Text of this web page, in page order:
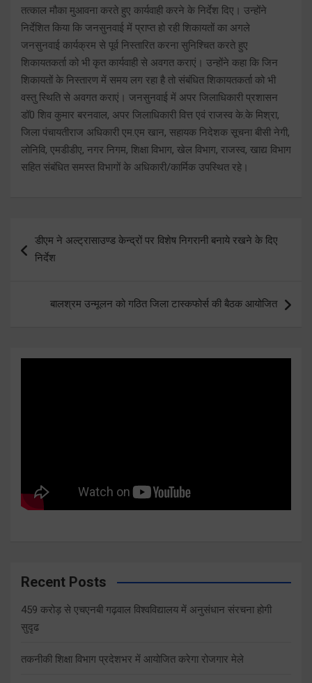
तत्काल मौका मुआवना करते हुए कार्यवाही करने के निर्देश दिए। उन्होंने
निर्देशित किया कि जनसुनवाई में प्राप्त हो रही शिकायतों का अगले
जनसुनवाई कार्यक्रम से पूर्व निस्तारित करना सुनिश्चित करते हुए
शिकायतकर्ता को भी कृत कार्यवाही से अवगत कराएं। उन्होंने कहा कि जिन
शिकायतों के निस्तारण में समय लग रहा है तो संबंधित शिकायतकर्ता को भी
वस्तु स्थिति से अवगत कराएं। जनसुनवाई में अपर जिलाधिकारी प्रशासन
डॉ0 शिव कुमार बरनवाल, अपर जिलाधिकारी वित्त एवं राजस्व के.के मिश्रा,
जिला पंचायतीराज अधिकारी एम.एम खान, सहायक निदेशक सूचना बीसी नेगी,
लोनिवि, एमडीडीए, नगर निगम, शिक्षा विभाग, खेल विभाग, राजस्व, खाद्य विभाग
सहित संबंधित समस्त विभागों के अधिकारी/कार्मिक उपस्थित रहे।
navigation
डीएम ने अल्ट्रासाउण्ड केन्द्रों पर विशेष निगरानी बनाये रखने के दिए
निर्देश
बालश्रम उन्मूलन को गठित जिला टास्कफोर्स की बैठक आयोजित
Recent Posts
459 करोड़ से एचएनबी गढ़वाल विश्वविद्यालय में अनुसंधान संरचना होगी
सुदृढ
तकनीकी शिक्षा विभाग प्रदेशभर में आयोजित करेगा रोजगार मेले